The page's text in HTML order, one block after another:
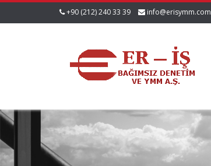
+90 (212) 240 33 39 info@erisymm.com